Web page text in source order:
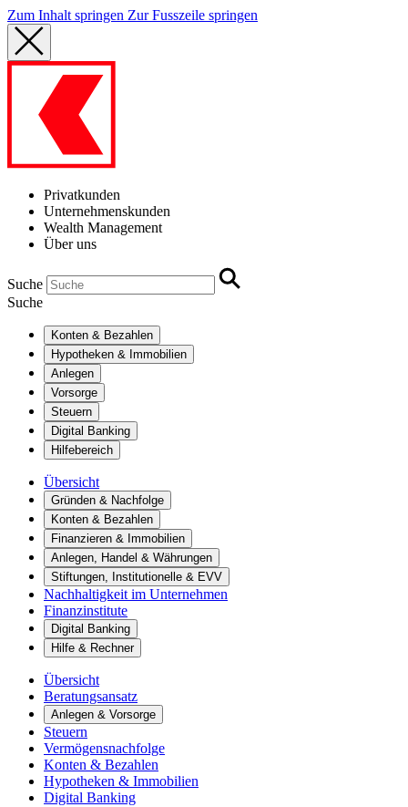
Zum Inhalt springen Zur Fusszeile springen
Privatkunden
Unternehmenskunden
Wealth Management
Über uns
Suche
Suche
Konten & Bezahlen
Hypotheken & Immobilien
Anlegen
Vorsorge
Steuern
Digital Banking
Hilfebereich
Übersicht
Gründen & Nachfolge
Konten & Bezahlen
Finanzieren & Immobilien
Anlegen, Handel & Währungen
Stiftungen, Institutionelle & EVV
Nachhaltigkeit im Unternehmen
Finanzinstitute
Digital Banking
Hilfe & Rechner
Übersicht
Beratungsansatz
Anlegen & Vorsorge
Steuern
Vermögensnachfolge
Konten & Bezahlen
Hypotheken & Immobilien
Digital Banking